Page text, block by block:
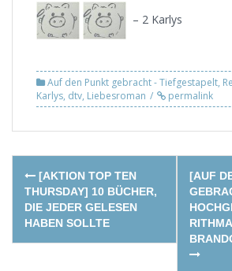
– 2 Karlys
Auf den Punkt gebracht - Tiefgestapelt,
Karlys, dtv, Liebesroman permalink
Post
navigation
[AKTION TOP TEN
THURSDAY] 10 BÜCHER,
DIE JEDER GELESEN
HABEN SOLLTE
[AUF